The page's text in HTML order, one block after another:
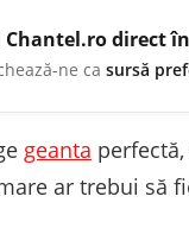
Chantel.rodirect
ne ca sursă
geanta
ar trebui să